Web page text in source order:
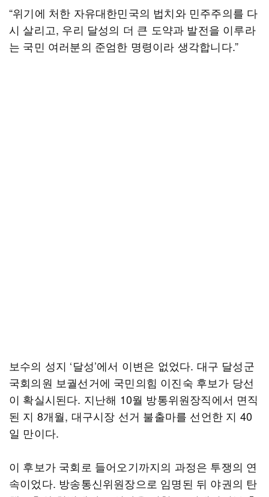
“위기에 처한 자유대한민국의 법치와 민주주의를 다
시 살리고, 우리 달성의 더 큰 도약과 발전을 이루라
는 국민 여러분의 준엄한 명령이라 생각합니다.”
보수의 성지 ‘달성’에서 이변은 없었다. 대구 달성군
국회의원 보궐선거에 국민의힘 이진숙 후보가 당선
이 확실시된다. 지난해 10월 방통위원장직에서 면직
된 지 8개월, 대구시장 선거 불출마를 선언한 지 40
일 만이다.
이 후보가 국회로 들어오기까지의 과정은 투쟁의 연
속이었다. 방송통신위원장으로 임명된 뒤 야권의 탄